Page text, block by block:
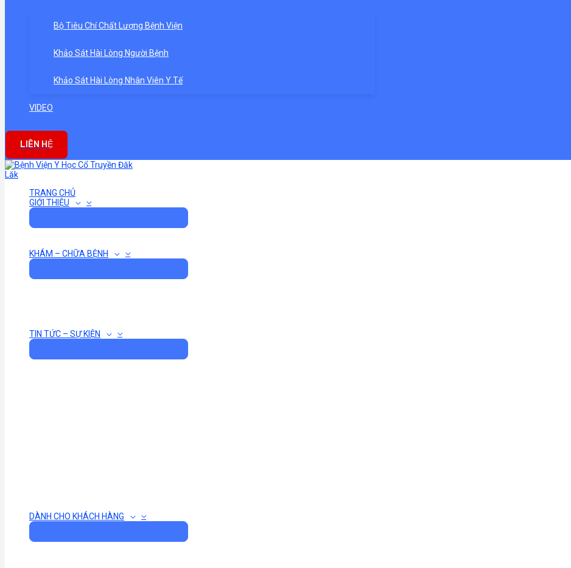
Bộ Tiêu Chí Chất Lượng Bệnh Viện
Khảo Sát Hài Lòng Người Bệnh
Khảo Sát Hài Lòng Nhân Viên Y Tế
VIDEO
LIÊN HỆ
TRANG CHỦ
GIỚI THIỆU
KHÁM – CHỮA BỆNH
TIN TỨC – SỰ KIỆN
DÀNH CHO KHÁCH HÀNG